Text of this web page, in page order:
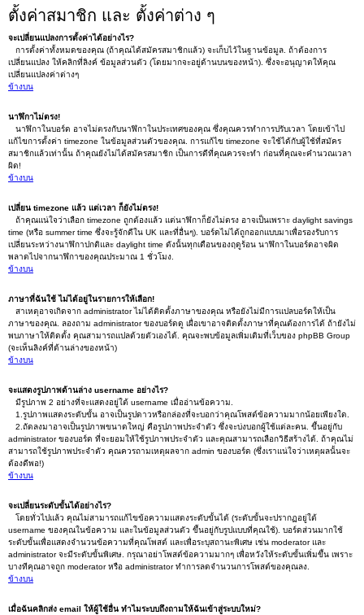
ตั้งค่าสมาชิก และ ตั้งค่าต่าง ๆ
จะเปลี่ยนแปลงการตั้งค่าได้อย่างไร?
การตั้งค่าทั้งหมดของคุณ (ถ้าคุณได้สมัครสมาชิกแล้ว) จะเก็บไว้ในฐานข้อมูล. ถ้าต้องการ
เปลี่ยนแปลง ให้คลิกที่ลิงค์ ข้อมูลส่วนตัว (โดยมากจะอยู่ด้านบนของหน้า). ซึ่งจะอนุญาตให้คุณ
เปลี่ยนแปลงค่าต่างๆ
ข้างบน
นาฬิกาไม่ตรง!
นาฬิกาในบอร์ด อาจไม่ตรงกับนาฬิกาในประเทศของคุณ ซึ่งคุณควรทำการปรับเวลา โดยเข้าไป
แก้ไขการตั้งค่า timezone ในข้อมูลส่วนตัวของคุณ. การแก้ไข timezone จะใช้ได้กับผู้ใช้ที่สมัคร
สมาชิกแล้วเท่านั้น ถ้าคุณยังไม่ได้สมัครสมาชิก เป็นการดีที่คุณควรจะทำ ก่อนที่คุณจะคำนวณเวลา
ผิด!
ข้างบน
เปลี่ยน timezone แล้ว แต่เวลา ก็ยังไม่ตรง!
ถ้าคุณแน่ใจว่าเลือก timezone ถูกต้องแล้ว แต่นาฬิกาก็ยังไม่ตรง อาจเป็นเพราะ daylight savings
time (หรือ summer time ซึ่งจะรู้จักดีใน UK และที่อื่นๆ). บอร์ดไม่ได้ถูกออกแบบมาเพื่อรองรับการ
เปลี่ยนระหว่างนาฬิกาปกติและ daylight time ดังนั้นทุกเดือนของฤดูร้อน นาฬิกาในบอร์ดอาจผิด
พลาดไปจากนาฬิกาของคุณประมาณ 1 ชั่วโมง.
ข้างบน
ภาษาที่ฉันใช้ ไม่ได้อยู่ในรายการให้เลือก!
สาเหตุอาจเกิดจาก administrator ไม่ได้ติดตั้งภาษาของคุณ หรือยังไม่มีการแปลบอร์ดให้เป็น
ภาษาของคุณ. ลองถาม administrator ของบอร์ดดู เผื่อเขาอาจติดตั้งภาษาที่คุณต้องการได้ ถ้ายังไม่
พบภาษาให้ติดตั้ง คุณสามารถแปลด้วยตัวเองได้. คุณจะพบข้อมูลเพิ่มเติมที่เว็บของ phpBB Group
(จะเห็นลิงค์ที่ด้านล่างของหน้า)
ข้างบน
จะแสดงรูปภาพด้านล่าง username อย่างไร?
มีรูปภาพ 2 อย่างที่จะแสดงอยู่ใต้ username เมื่ออ่านข้อความ.
1.รูปภาพแสดงระดับขั้น อาจเป็นรูปดาวหรือกล่องที่จะบอกว่าคุณโพสต์ข้อความมากน้อยเพียงใด.
2.ถัดลงมาอาจเป็นรูปภาพขนาดใหญ่ คือรูปภาพประจำตัว ซึ่งจะบ่งบอกผู้ใช้แต่ละคน. ขึ้นอยู่กับ
administrator ของบอร์ด ที่จะยอมให้ใช้รูปภาพประจำตัว และคุณสามารถเลือกวิธีสร้างได้. ถ้าคุณไม่
สามารถใช้รูปภาพประจำตัว คุณควรถามเหตุผลจาก admin ของบอร์ด (ซึ่งเราแน่ใจว่าเหตุผลนั้นจะ
ต้องดีพอ!)
ข้างบน
จะเปลี่ยนระดับขั้นได้อย่างไร?
โดยทั่วไปแล้ว คุณไม่สามารถแก้ไขข้อความแสดงระดับขั้นได้ (ระดับขั้นจะปรากฏอยู่ใต้
username ของคุณในข้อความ และในข้อมูลส่วนตัว ขึ้นอยู่กับรูปแบบที่คุณใช้). บอร์ดส่วนมากใช้
ระดับขั้นเพื่อแสดงจำนวนข้อความที่คุณโพสต์ และเพื่อระบุสถานะพิเศษ เช่น moderator และ
administrator จะมีระดับขั้นพิเศษ. กรุณาอย่าโพสต์ข้อความมากๆ เพื่อหวังให้ระดับขั้นเพิ่มขึ้น เพราะ
บางทีคุณอาจถูก moderator หรือ administrator ทำการลดจำนวนการโพสต์ของคุณลง.
ข้างบน
เมื่อฉันคลิกส่ง email ให้ผู้ใช้อื่น ทำไมระบบถึงถามให้ฉันเข้าสู่ระบบใหม่?